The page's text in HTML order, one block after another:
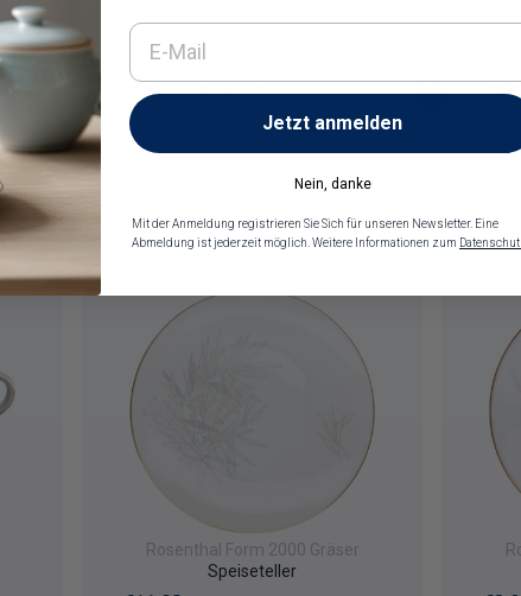
Mehr von dieser Serie
Rosenthal Form 2000 Gräser
Speiseteller
E-Mail
Jetzt anmelden
Nein, danke
Mit der Anmeldung registrieren Sie Sich für unseren Newsletter. Eine
Abmeldung ist jederzeit möglich. Weitere Informationen zum